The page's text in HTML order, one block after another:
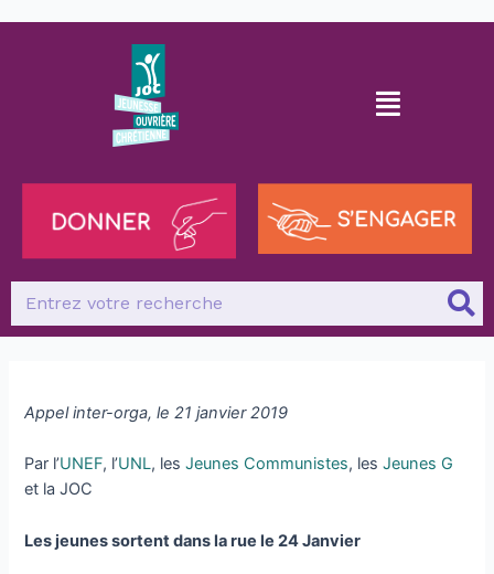
Appel inter-orga, le 21 janvier 2019
Par l’UNEF, l’UNL, lesJeunes Communistes, lesJeunes G
et la JOC
Les jeunes sortent dans la rue le 24 Janvier